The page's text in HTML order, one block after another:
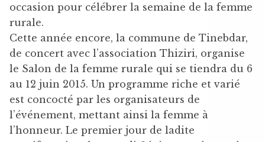
occasion pour célébrer la semaine de la femme
rurale.
Cette année encore, la commune de Tinebdar,
de concert avec l’association Thiziri, organise
le Salon de la femme rurale qui se tiendra du 6
au 12 juin 2015. Un programme riche et varié
est concocté par les organisateurs de
l’événement, mettant ainsi la femme à
l’honneur. Le premier jour de ladite